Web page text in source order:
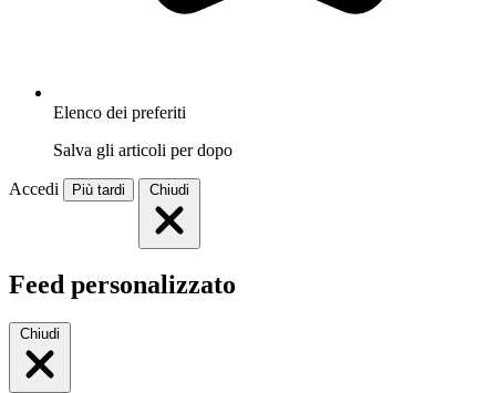
Elenco dei preferiti
Salva gli articoli per dopo
Accedi Più tardi Chiudi
Feed personalizzato
Chiudi